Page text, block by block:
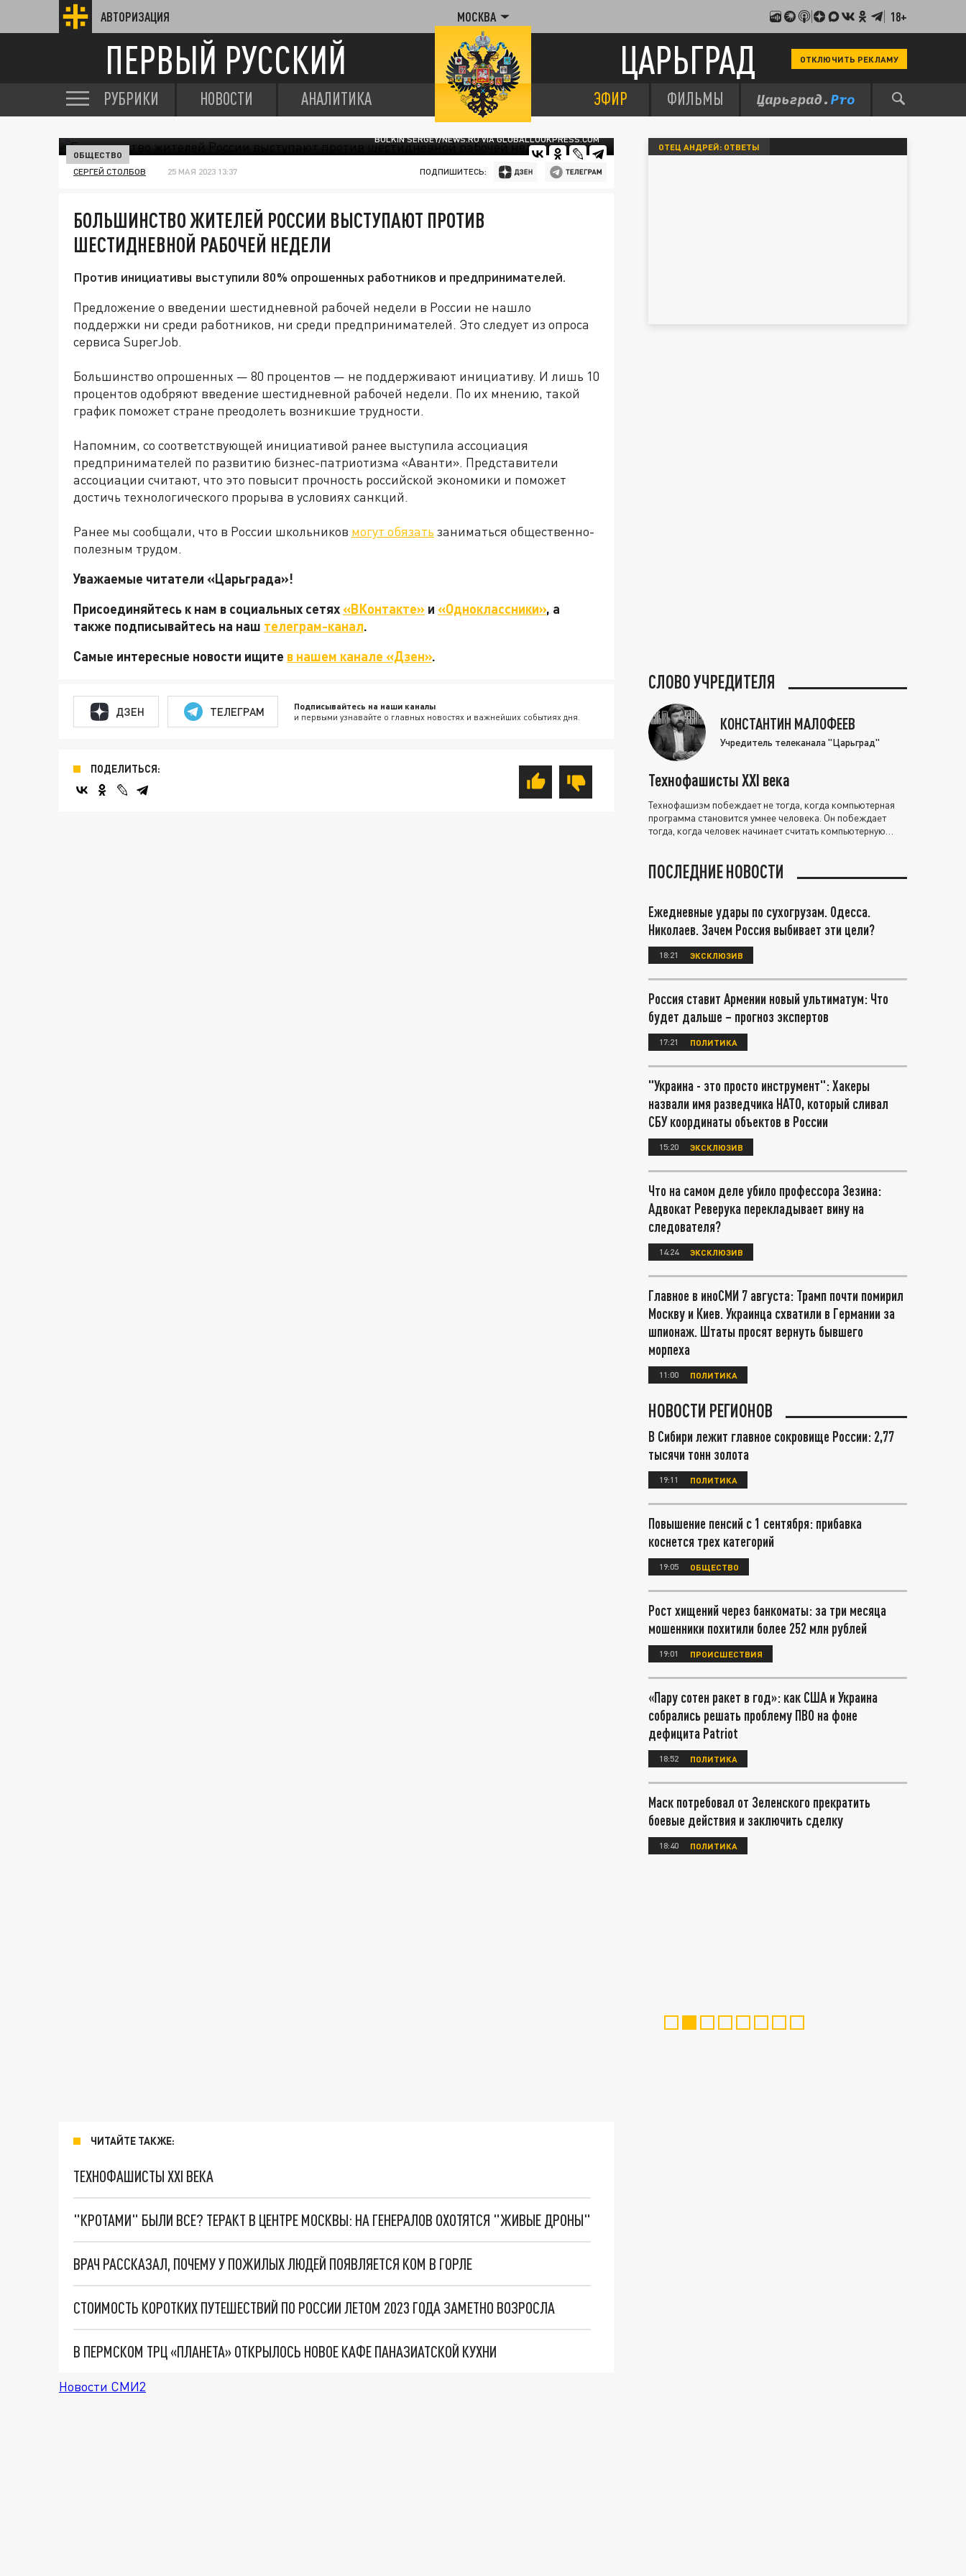
АВТОРИЗАЦИЯ МОСКВА 18+
ПЕРВЫЙ РУССКИЙ ЦАРЬГРАД ОТКЛЮЧИТЬ РЕКЛАМУ
РУБРИКИ НОВОСТИ АНАЛИТИКА ЭФИР ФИЛЬМЫ
BULKIN SERGEY/NEWS.RU VIA GLOBALLOOKPRESS.COM
ОБЩЕСТВО
СЕРГЕЙ СТОЛБОВ 25 МАЯ 2023 13:37 ПОДПИШИТЕСЬ:
БОЛЬШИНСТВО ЖИТЕЛЕЙ РОССИИ ВЫСТУПАЮТ ПРОТИВ
ШЕСТИДНЕВНОЙ РАБОЧЕЙ НЕДЕЛИ
Против инициативы выступили 80% опрошенных работников и предпринимателей.
Предложение о введении шестидневной рабочей недели в России не нашло
поддержки ни среди работников, ни среди предпринимателей. Это следует из опроса
сервиса SuperJob.
Большинство опрошенных — 80 процентов — не поддерживают инициативу. И лишь 10
процентов одобряют введение шестидневной рабочей недели. По их мнению, такой
график поможет стране преодолеть возникшие трудности.
Напомним, со соответствующей инициативой ранее выступила ассоциация
предпринимателей по развитию бизнес-патриотизма «Аванти». Представители
ассоциации считают, что это повысит прочность российской экономики и поможет
достичь технологического прорыва в условиях санкций.
Ранее мы сообщали, что в России школьников могут обязать заниматься общественно-
полезным трудом.
Уважаемые читатели «Царьграда»!
Присоединяйтесь к нам в социальных сетях«ВКонтакте» и «Одноклассники», а
также подписывайтесь на наш телеграм-канал.
Самые интересные новости ищите в нашем канале «Дзен».
ДЗЕН ТЕЛЕГРАМ Подписывайтесь на наши каналы
и первыми узнавайте о главных новостях и важнейших событиях дня.
ПОДЕЛИТЬСЯ:
ЧИТАЙТЕ ТАКЖЕ:
ТЕХНОФАШИСТЫ XXI ВЕКА
"КРОТАМИ" БЫЛИ ВСЕ? ТЕРАКТ В ЦЕНТРЕ МОСКВЫ: НА ГЕНЕРАЛОВ ОХОТЯТСЯ "ЖИВЫЕ ДРОНЫ"
ВРАЧ РАССКАЗАЛ, ПОЧЕМУ У ПОЖИЛЫХ ЛЮДЕЙ ПОЯВЛЯЕТСЯ КОМ В ГОРЛЕ
СТОИМОСТЬ КОРОТКИХ ПУТЕШЕСТВИЙ ПО РОССИИ ЛЕТОМ 2023 ГОДА ЗАМЕТНО ВОЗРОСЛА
В ПЕРМСКОМ ТРЦ «ПЛАНЕТА» ОТКРЫЛОСЬ НОВОЕ КАФЕ ПАНАЗИАТСКОЙ КУХНИ
Новости СМИ2
ОТЕЦ АНДРЕЙ: ОТВЕТЫ
СЛОВО УЧРЕДИТЕЛЯ
КОНСТАНТИН МАЛОФЕЕВ
Учредитель телеканала "Царьград"
Технофашисты XXI века
Технофашизм побеждает не тогда, когда компьютерная
программа становится умнее человека. Он побеждает
тогда, когда человек начинает считать компьютерную
ПОСЛЕДНИЕ НОВОСТИ
Ежедневные удары по сухогрузам. Одесса.
Николаев. Зачем Россия выбивает эти цели?
18:21 ЭКСКЛЮЗИВ
Россия ставит Армении новый ультиматум: Что
будет дальше – прогноз экспертов
17:21 ПОЛИТИКА
"Украина - это просто инструмент": Хакеры
назвали имя разведчика НАТО, который сливал
СБУ координаты объектов в России
15:20 ЭКСКЛЮЗИВ
Что на самом деле убило профессора Зезина:
Адвокат Реверука перекладывает вину на
следователя?
14:24 ЭКСКЛЮЗИВ
Главное в иноСМИ 7 августа: Трамп почти помирил
Москву и Киев. Украинца схватили в Германии за
шпионаж. Штаты просят вернуть бывшего
морпеха
11:00 ПОЛИТИКА
НОВОСТИ РЕГИОНОВ
В Сибири лежит главное сокровище России: 2,77
тысячи тонн золота
19:11 ПОЛИТИКА
Повышение пенсий с 1 сентября: прибавка
коснется трех категорий
19:05 ОБЩЕСТВО
Рост хищений через банкоматы: за три месяца
мошенники похитили более 252 млн рублей
19:01 ПРОИСШЕСТВИЯ
«Пару сотен ракет в год»: как США и Украина
собрались решать проблему ПВО на фоне
дефицита Patriot
18:52 ПОЛИТИКА
Маск потребовал от Зеленского прекратить
боевые действия и заключить сделку
18:40 ПОЛИТИКА